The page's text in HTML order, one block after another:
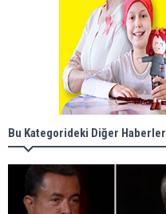
Bu Kategorideki Diğer Haberler